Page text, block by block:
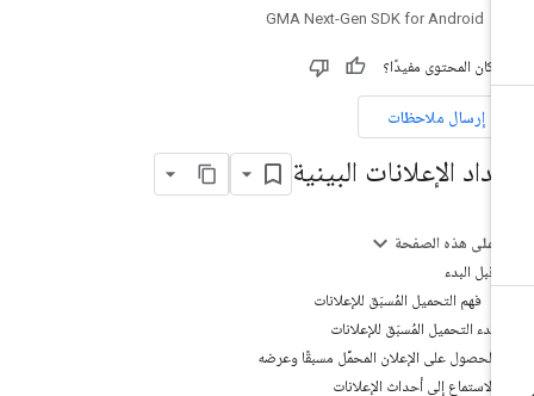
GMA Next-Gen SDK for Android
كان المحتوى مفيدًا؟
إرسال ملاحظات
الإعلانات البينية
على هذه الصفحة
قبل البدء
فهم التحميل المُسبَق للإعلانات
بدء التحميل المُسبَق للإعلانات
الحصول على الإعلان المحمَّل مسبقًا وعرضه
الاستماع إلى أحداث الإعلانات